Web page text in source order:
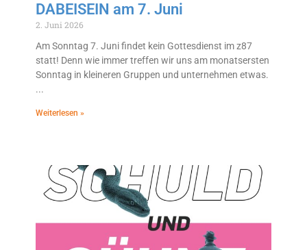
DABEISEIN am 7. Juni
2. Juni 2026
Am Sonntag 7. Juni findet kein Gottesdienst im z87
statt! Denn wie immer treffen wir uns am monatsersten
Sonntag in kleineren Gruppen und unternehmen etwas.
Weiterlesen »